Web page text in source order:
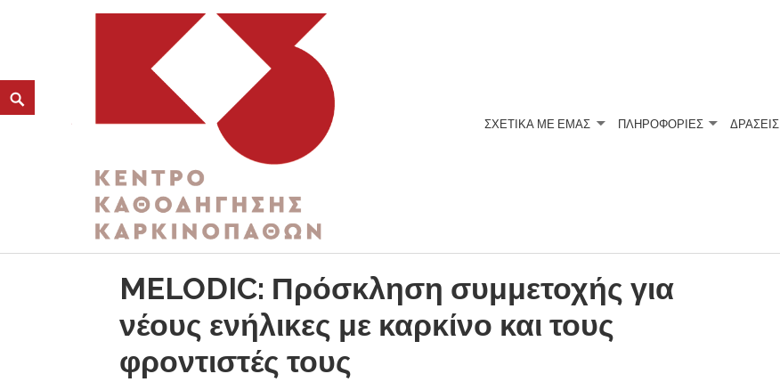
K3
ΚΕΝΤΡΟ ΚΑΘΟΔΗΓΗΣΗΣ ΚΑΡΚΙΝΟΠΑΘΩΝ
ΣΧΕΤΙΚΆ ΜΕ ΕΜΆΣ ΠΛΗΡΟΦΟΡΙΕΣ ΔΡΑΣΕΙΣ
ΚΑΤΗΓΟΡΊΑ:
MELODIC: Πρόσκληση συμμετοχής για
νέους ενήλικες με καρκίνο και τους
φροντιστές τους